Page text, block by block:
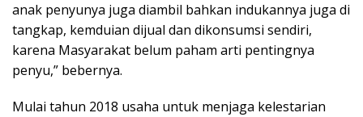
anak penyunya juga diambil bahkan indukannya juga di
tangkap, kemduian dijual dan dikonsumsi sendiri,
karena Masyarakat belum paham arti pentingnya
penyu,” bebernya.
Mulai tahun 2018 usaha untuk menjaga kelestarian